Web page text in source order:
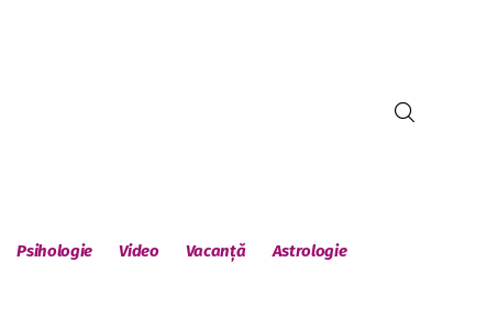
Psihologie Video Vacanță Astrologie